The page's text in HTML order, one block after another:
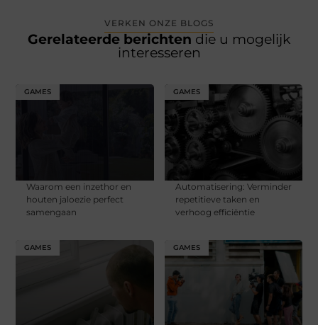
VERKEN ONZE BLOGS
Gerelateerde berichten die u mogelijk
interesseren
GAMES
Waarom een inzethor en
houten jaloezie perfect
samengaan
GAMES
Automatisering: Verminder
repetitieve taken en
verhoog efficiëntie​
GAMES GAMES